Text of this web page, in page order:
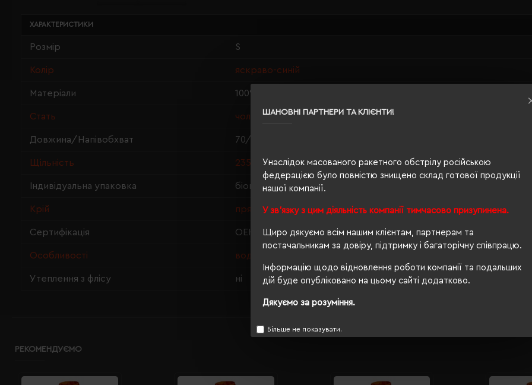
ШАНОВНІ ПАРТНЕРИ ТА КЛІЄНТИ!
Унаслідок масованого ракетного обстрілу російською
федерацією було повністю знищено склад готової продукції
нашої компанії.
У зв'язку з цим діяльність компанії тимчасово призупинена.
Щиро дякуємо всім нашим клієнтам, партнерам та
постачальникам за довіру, підтримку і багаторічну співпрацю.
Інформацію щодо відновлення роботи компанії та подальших
дій буде опубліковано на цьому сайті додатково.
Дякуємо за розуміння.
Більше не показувати.
ХАРАКТЕРИСТИКИ
Розмір S
Колір яскраво-синій
Матеріали 100% перероблений поліестер
Стать чоловіча
Довжина/Напівобхват 70/53
Щільність 235 г/м²
Індивідуальна упаковка біопакет
Крій прямий
Сертифікація OEKO-TEX® Standard 100
Особливості водовідштовхуюча, передня кишеня на блискавці, захист
Утеплення з флісу ні
РЕКОМЕНДУЄМО